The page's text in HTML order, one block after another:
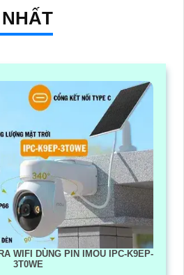
WIFI DÙNG PIN IMOU IPC-K9EP-
3T0WE